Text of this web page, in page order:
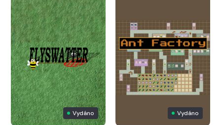
Vydáno Vydáno